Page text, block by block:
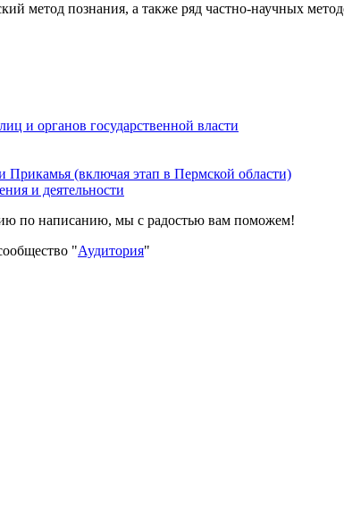
метод познания, а также ряд частно-научных
и органов государственной власти
Прикамья (включая этап в Пермской области)
и деятельности
по написанию, мы с радостью вам поможем!
"Аудитория"